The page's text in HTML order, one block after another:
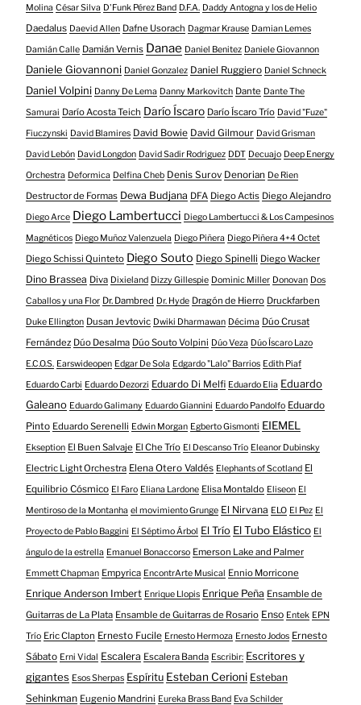
Molina César Silva D'Funk Pérez Band D.F.A. Daddy Antogna y los de Helio
Daedalus Daevid Allen Dafne Usorach Dagmar Krause Damian Lemes
Damián Calle Damián Vernis Danae Daniel Benitez Daniele Giovannon
Daniele Giovannoni Daniel Gonzalez Daniel Ruggiero Daniel Schneck
Daniel Volpini Danny De Lema Danny Markovitch Dante Dante The
Samurai Darío Acosta Teich Darío Íscaro Darío Íscaro Trío David "Fuze"
Fiuczynski David Blamires David Bowie David Gilmour David Grisman
David Lebón David Longdon David Sadir Rodriguez DDT Decuajo Deep Energy
Orchestra Deformica Delfina Cheb Denis Surov Denorian De Rien
Destructor de Formas Dewa Budjana DFA Diego Actis Diego Alejandro
Diego Arce Diego Lambertucci Diego Lambertucci & Los Campesinos
Magnéticos Diego Muñoz Valenzuela Diego Piñera Diego Piñera 4+4 Octet
Diego Schissi Quinteto Diego Souto Diego Spinelli Diego Wacker
Dino Brassea Diva Dixieland Dizzy Gillespie Dominic Miller Donovan Dos
Caballos y una Flor Dr. Dambred Dr. Hyde Dragón de Hierro Druckfarben
Duke Ellington Dusan Jevtovic Dwiki Dharmawan Décima Dúo Crusat
Fernández Dúo Desalma Dúo Souto Volpini Dúo Veza Dúo Íscaro Lazo
E.C.O.S. Earswideopen Edgar De Sola Edgardo "Lalo" Barrios Edith Piaf
Eduardo Carbi Eduardo Dezorzi Eduardo Di Melfi Eduardo Elia Eduardo
Galeano Eduardo Galimany Eduardo Giannini Eduardo Pandolfo Eduardo
Pinto Eduardo Serenelli Edwin Morgan Egberto Gismonti EIEMEL
Ekseption El Buen Salvaje El Che Trío El Descanso Trío Eleanor Dubinsky
Electric Light Orchestra Elena Otero Valdés Elephants of Scotland El
Equilibrio Cósmico El Faro Eliana Lardone Elisa Montaldo Eliseon El
Mentiroso de la Montanha el movimiento Grunge El Nirvana ELO El Pez El
Proyecto de Pablo Baggini El Séptimo Árbol El Trío El Tubo Elástico El
ángulo de la estrella Emanuel Bonaccorso Emerson Lake and Palmer
Emmett Chapman Empyrica EncontrArte Musical Ennio Morricone
Enrique Anderson Imbert Enrique Llopis Enrique Peña Ensamble de
Guitarras de La Plata Ensamble de Guitarras de Rosario Enso Entek EPN
Trío Eric Clapton Ernesto Fucile Ernesto Hermoza Ernesto Jodos Ernesto
Sábato Erni Vidal Escalera Escalera Banda Escribir: Escritores y
gigantes Esos Sherpas Espíritu Esteban Cerioni Esteban
Sehinkman Eugenio Mandrini Eureka Brass Band Eva Schilder